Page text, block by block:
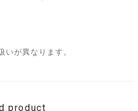
が異なります。
product